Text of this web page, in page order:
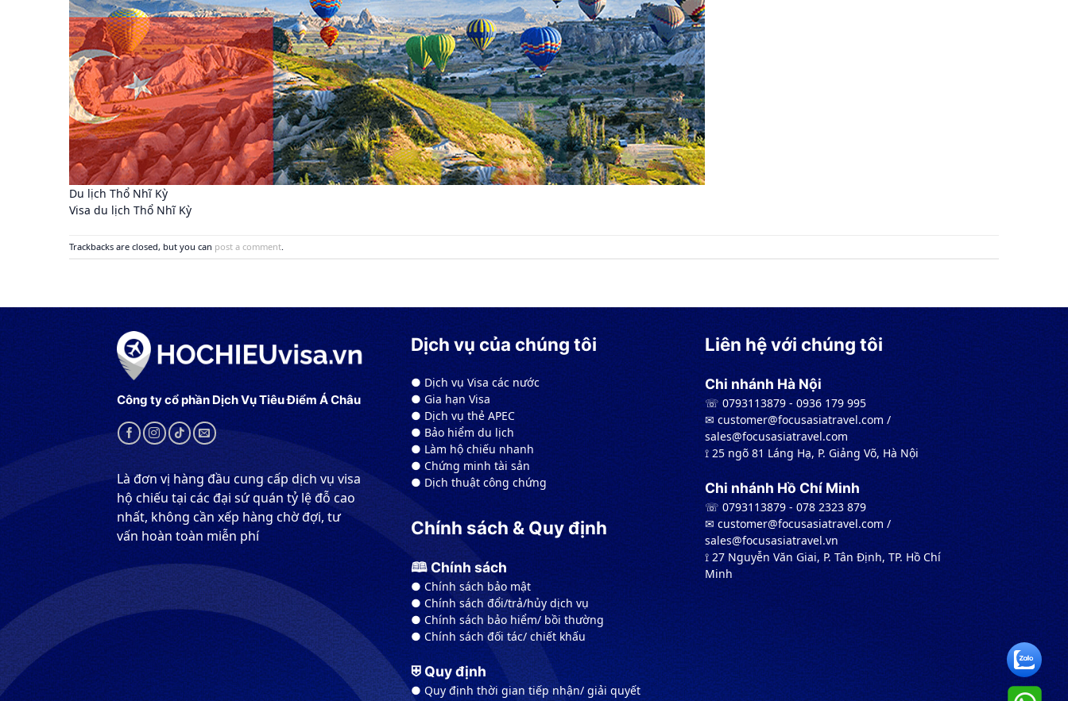
Du lịch Thổ Nhĩ Kỳ
Visa du lịch Thổ Nhĩ Kỳ
Trackbacks are closed, but you can post a comment
Công ty cổ phần Dịch Vụ Tiêu Điểm Á Châu
Là đơn vị hàng đầu cung cấp dịch vụ visa
hộ chiếu tại các đại sứ quán tỷ lệ đỗ cao
nhất, không cần xếp hàng chờ đợi, tư
vấn hoàn toàn miễn phí
Dịch vụ của chúng tôi
● Dịch vụ Visa các nước
● Gia hạn Visa
● Dịch vụ thẻ APEC
● Bảo hiểm du lịch
● Làm hộ chiếu nhanh
● Chứng minh tài sản
● Dịch thuật công chứng
Chính sách & Quy định
🕮 Chính sách
● Chính sách bảo mật
● Chính sách đổi/trả/hủy dịch vụ
● Chính sách bảo hiểm/ bồi thường
● Chính sách đối tác/ chiết khấu
⛨ Quy định
● Quy định thời gian tiếp nhận/ giải quyết
Liên hệ với chúng tôi
Chi nhánh Hà Nội
☏ 0793113879 - 0936 179 995
✉︎ customer@focusasiatravel.com /
sales@focusasiatravel.com
⟟ 25 ngõ 81 Láng Hạ, P. Giảng Võ, Hà Nội
Chi nhánh Hồ Chí Minh
☏ 0793113879 - 078 2323 879
✉︎ customer@focusasiatravel.com /
sales@focusasiatravel.vn
⟟ 27 Nguyễn Văn Giai, P. Tân Định, TP. Hồ Chí
Minh